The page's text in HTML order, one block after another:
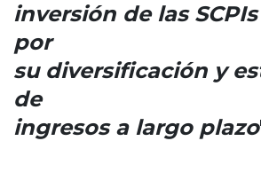
inversión de las
por
su diversificación y
de
ingresos a largo plazo